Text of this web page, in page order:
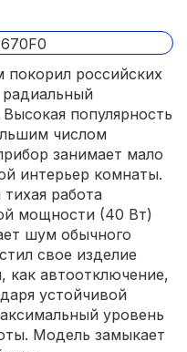
российских
радиальный
популярность
числом
занимает мало
интерьер комнаты.
работа
мощности (40 Вт)
шум обычного
свое изделие
как автоотключение,
устойчивой
уровень
Модель замыкает